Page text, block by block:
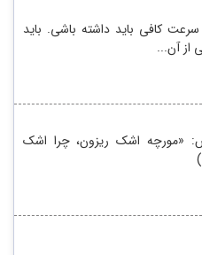
کافی باید داشته باشی. باید
از آن...
«مورچه‌ اشک‌ ریزون، چرا اشک‌